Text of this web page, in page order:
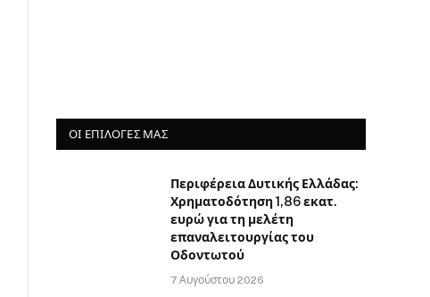
ΟΙ ΕΠΙΛΟΓΈΣ ΜΑΣ
Περιφέρεια Δυτικής Ελλάδας:
Χρηματοδότηση 1,86 εκατ.
ευρώ για τη μελέτη
επαναλειτουργίας του
Οδοντωτού
7 Αυγούστου 2026